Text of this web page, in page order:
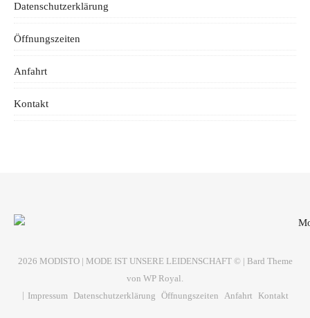
Datenschutzerklärung
Öffnungszeiten
Anfahrt
Kontakt
2026 MODISTO | MODE IST UNSERE LEIDENSCHAFT © | Bard Theme
von WP Royal.
Impressum Datenschutzerklärung Öffnungszeiten Anfahrt Kontakt